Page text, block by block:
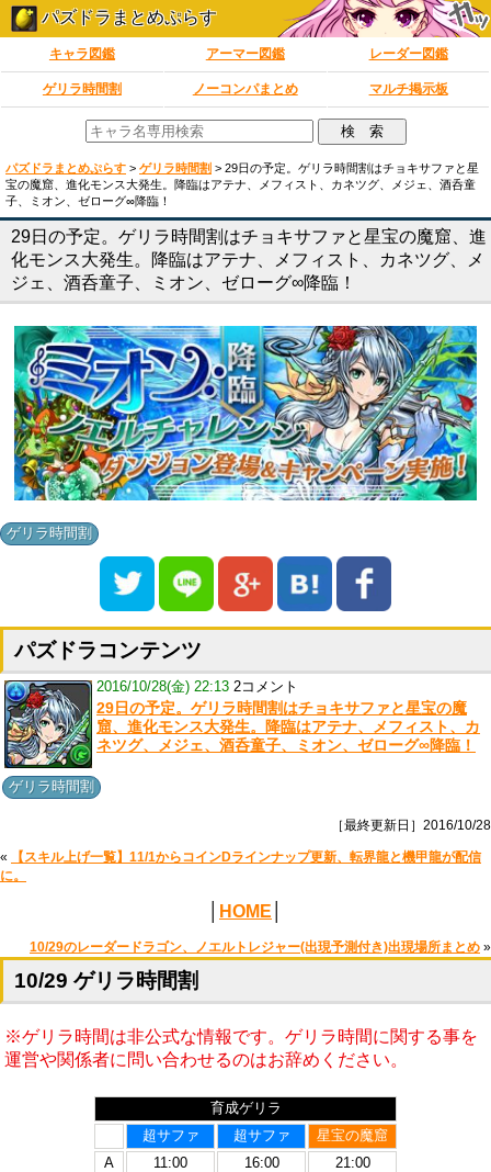
パズドラまとめぷらす
キャラ図鑑 アーマー図鑑 レーダー図鑑
ゲリラ時間割 ノーコンパまとめ マルチ掲示板
パズドラまとめぷらす > ゲリラ時間割 > 29日の予定。ゲリラ時間割はチョキサファと星
宝の魔窟、進化モンス大発生。降臨はアテナ、メフィスト、カネツグ、メジェ、酒呑童
子、ミオン、ゼローグ∞降臨！
29日の予定。ゲリラ時間割はチョキサファと星宝の魔窟、進
化モンス大発生。降臨はアテナ、メフィスト、カネツグ、メ
ジェ、酒呑童子、ミオン、ゼローグ∞降臨！
ゲリラ時間割
パズドラコンテンツ
2016/10/28(金) 22:13 2コメント
29日の予定。ゲリラ時間割はチョキサファと星宝の魔
窟、進化モンス大発生。降臨はアテナ、メフィスト、カ
ネツグ、メジェ、酒呑童子、ミオン、ゼローグ∞降臨！
ゲリラ時間割
［最終更新日］2016/10/28
«
【スキル上げ一覧】11/1からコインDラインナップ更新、転界龍と機甲龍が配信
に。
HOME
10/29のレーダードラゴン、ノエルトレジャー(出現予測付き)出現場所まとめ »
10/29 ゲリラ時間割
※ゲリラ時間は非公式な情報です。ゲリラ時間に関する事を
運営や関係者に問い合わせるのはお辞めください。
育成ゲリラ
超サファ
超サファ
星宝の魔窟
A
11:00 16:00
21:00